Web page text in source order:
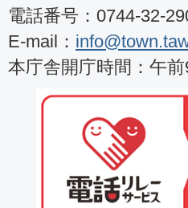
電話番号：0744-32-
E-mail：
本庁舎開庁時間：午